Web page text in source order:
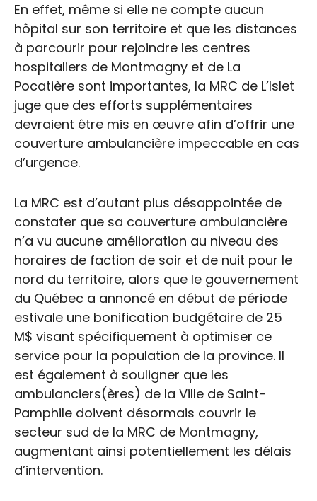
En effet, même si elle ne compte aucun
hôpital sur son territoire et que les distances
à parcourir pour rejoindre les centres
hospitaliers de Montmagny et de La
Pocatière sont importantes, la MRC de L’Islet
juge que des efforts supplémentaires
devraient être mis en œuvre afin d’offrir une
couverture ambulancière impeccable en cas
d’urgence.
La MRC est d’autant plus désappointée de
constater que sa couverture ambulancière
n’a vu aucune amélioration au niveau des
horaires de faction de soir et de nuit pour le
nord du territoire, alors que le gouvernement
du Québec a annoncé en début de période
estivale une bonification budgétaire de 25
M$ visant spécifiquement à optimiser ce
service pour la population de la province. Il
est également à souligner que les
ambulanciers(ères) de la Ville de Saint-
Pamphile doivent désormais couvrir le
secteur sud de la MRC de Montmagny,
augmentant ainsi potentiellement les délais
d’intervention.